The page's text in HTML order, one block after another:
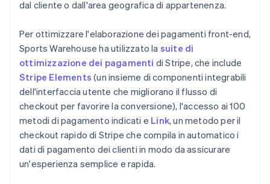
dal cliente o dall'area geografica di appartenenza.
Per ottimizzare l'elaborazione dei pagamenti front-end,
Sports Warehouse ha utilizzato la suite di
ottimizzazione dei pagamenti di Stripe, che include
Stripe Elements (un insieme di componenti integrabili
dell'interfaccia utente che migliorano il flusso di
checkout per favorire la conversione), l'accesso ai 100
metodi di pagamento indicati e Link, un metodo per il
checkout rapido di Stripe che compila in automatico i
dati di pagamento dei clienti in modo da assicurare
un'esperienza semplice e rapida.